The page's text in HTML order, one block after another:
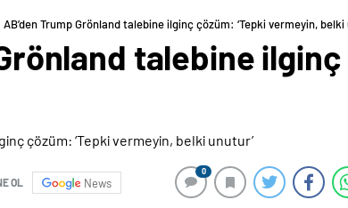
AB’den Trump Grönland talebine ilginç çözüm: ‘Tepki vermeyin, belki
talebine
OL News
0